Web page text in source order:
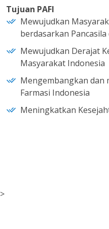
Tujuan PAFI
Mewujudkan
berdasarkan Pancasila
Mewujudkan Derajat
Masyarakat Indonesia
Mengembangkan dan
Farmasi Indonesia
Meningkatkan
>